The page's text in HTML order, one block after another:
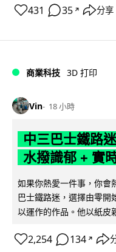
431 35 ↗ 分享
商業科技 3D 打印
Vin 18 小時
中三巴士鐵路
水撥識郁 + 實
如果你熱愛一件事，你會
巴士鐵路迷，選擇由零開
以運作的作品。他以紙皮
2,254 134 ↗